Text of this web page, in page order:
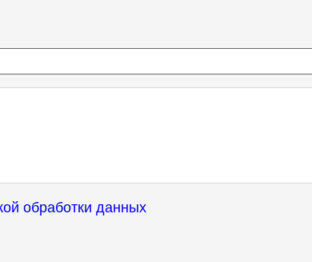
обработки данных